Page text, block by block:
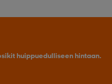
huippuedulliseen hintaan.